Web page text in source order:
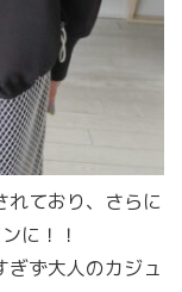
れており、さらに
に！！
ぎず大人のカジュ